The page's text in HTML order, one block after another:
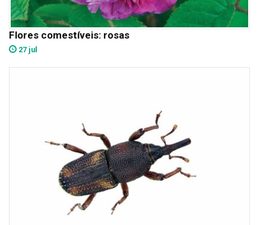
Flores comestíveis: rosas
27 jul